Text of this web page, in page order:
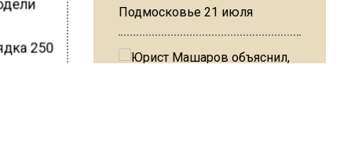
250
Подмосковье 21 июля